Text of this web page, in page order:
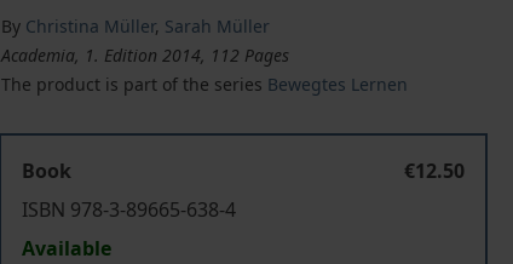
By Christina Müller, Sarah Müller
Academia, 1. Edition 2014, 112 Pages
The product is part of the series Bewegtes Lernen
Book
€12.50
ISBN 978-3-89665-638-4
Available